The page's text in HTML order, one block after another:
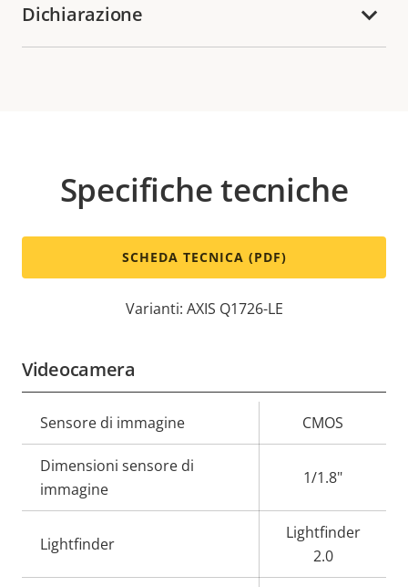
Dichiarazione
Specifiche tecniche
SCHEDA TECNICA (PDF)
Varianti: AXIS Q1726-LE
Videocamera
Descrizione
della
proprietà
Valore
della
proprietà
Sensore di immagine CMOS
Dimensioni sensore di
immagine
1/1.8"
Lightfinder
Lightfinder
2.0